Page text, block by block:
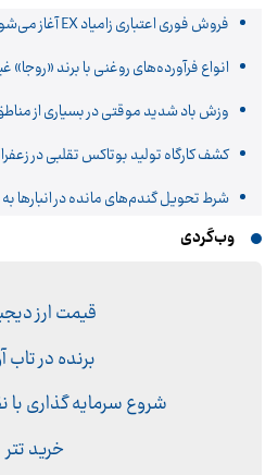
فروش فوری اعتباری زامیاد EX آغاز می‌شود
انواع فرآورده‌های روغنی با برند «روجا»
وزش باد شدید موقتی در بسیاری از
کشف کارگاه تولید بوتاکس تقلبی در
شرط تحویل گندم‌های مانده در انبار‌ها
وب‌گردی
قیمت ارز
برنده در تاب
شروع سرمایه گذاری با
خرید تتر